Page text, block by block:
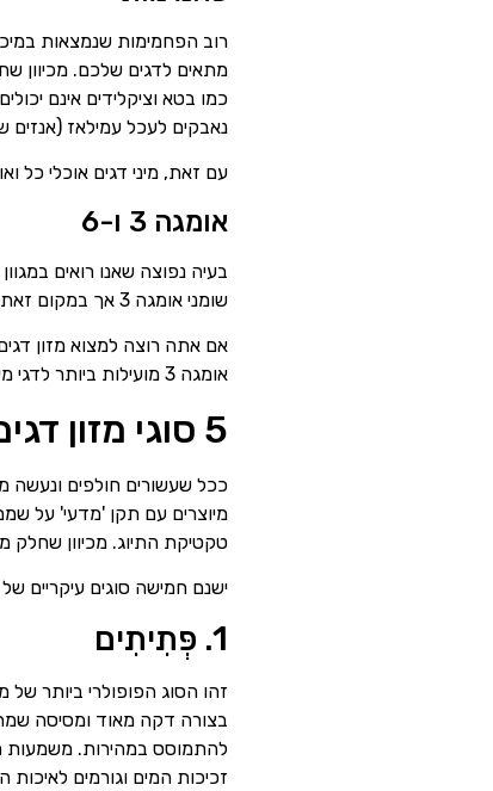
רוב הפחמימות שנמצאות
מתאים לדגים שלכם. מכיוון
כמו בטא וציקלידים אינם
נאבקים לעכל עמילאז
עם זאת, מיני דגים אוכלי כל
אומגה 3 ו-6
שומני אומגה 3 אך במקום זאת מייצרים יותר שומני אומגה 6, שעלולים לגרום לדלקת בדגים שלך לאורך זמן.
אומגה 3 מועילות ביותר לדגי מים. במיוחד כשמדובר במאבק בדלקות ובכאבים כרוניים וכן בתפקוד והתפתחות תקינים של המוח.
5 סוגי מזון דגים
ככל שעשורים חולפים ונעשה
מיוצרים עם תקן 'מדעי' על
טקטיקת התיוג. מכיוון שחלק
ישנם חמישה סוגים עיקריים
1. פְּתִיתִים
זהו הסוג הפופולרי ביותר של
בצורה דקה מאוד ומסיסה
להתמוסס במהירות. משמעות
זכיכות המים וגורמים